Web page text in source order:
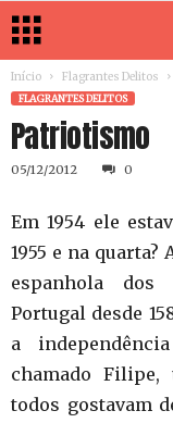
Início Flagrantes Delitos
FLAGRANTES DELITOS
Patriotismo
05/12/2012 0
Em 1954 ele
1955 e na
espanhola dos
Portugal desde
a
chamado Filipe,
todos gostavam